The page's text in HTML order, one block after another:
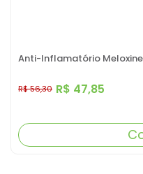
Anti-Inflamatório
R$ 47,85
R$ 56,30